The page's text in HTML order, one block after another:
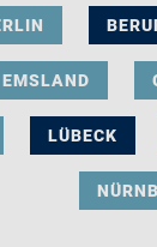
EMSLAND
LÜBECK